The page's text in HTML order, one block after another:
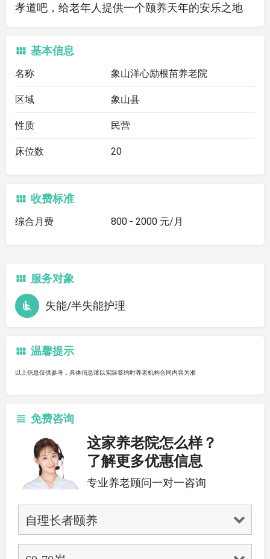
孝道吧，给老年人提供一个颐养天年的安乐之地
基本信息
名称 象山洋心励根苗养老院
区域 象山县
性质 民营
床位数 20
收费标准
综合月费 800 - 2000 元/月
服务对象
失能/半失能护理
温馨提示
以上信息仅供参考，具体信息请以实际签约时养老机构合同内容为准
免费咨询
这家养老院怎么样？
了解更多优惠信息
专业养老顾问一对一咨询